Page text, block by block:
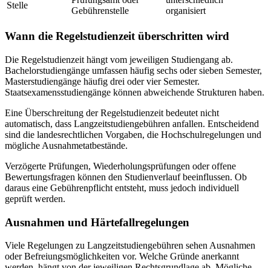
Stelle
Gebührenstelle
organisiert
Wann die Regelstudienzeit überschritten wird
Die Regelstudienzeit hängt vom jeweiligen Studiengang ab.
Bachelorstudiengänge umfassen häufig sechs oder sieben Semester,
Masterstudiengänge häufig drei oder vier Semester.
Staatsexamensstudiengänge können abweichende Strukturen haben.
Eine Überschreitung der Regelstudienzeit bedeutet nicht
automatisch, dass Langzeitstudiengebühren anfallen. Entscheidend
sind die landesrechtlichen Vorgaben, die Hochschulregelungen und
mögliche Ausnahmetatbestände.
Verzögerte Prüfungen, Wiederholungsprüfungen oder offene
Bewertungsfragen können den Studienverlauf beeinflussen. Ob
daraus eine Gebührenpflicht entsteht, muss jedoch individuell
geprüft werden.
Ausnahmen und Härtefallregelungen
Viele Regelungen zu Langzeitstudiengebühren sehen Ausnahmen
oder Befreiungsmöglichkeiten vor. Welche Gründe anerkannt